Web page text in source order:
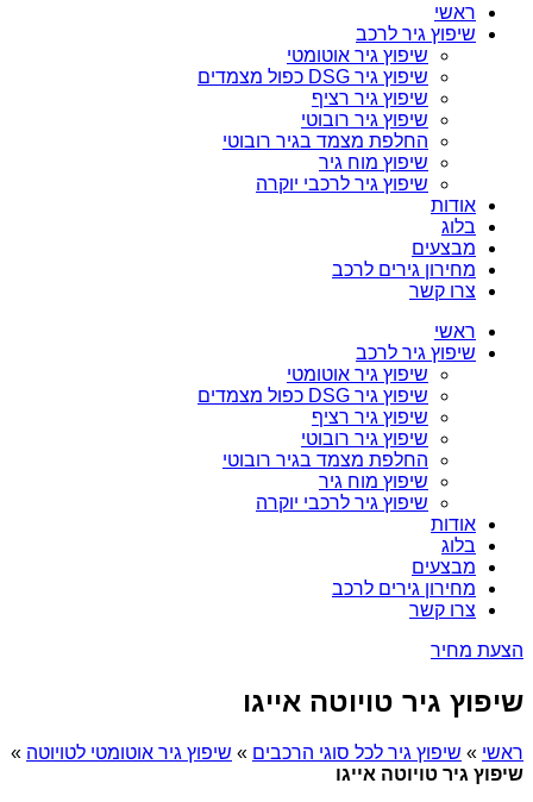
ראשי
שיפוץ גיר לרכב
שיפוץ גיר אוטומטי
שיפוץ גיר DSG כפול מצמדים
שיפוץ גיר רציף
שיפוץ גיר רובוטי
החלפת מצמד בגיר רובוטי
שיפוץ מוח גיר
שיפוץ גיר לרכבי יוקרה
אודות
בלוג
מבצעים
מחירון גירים לרכב
צרו קשר
ראשי
שיפוץ גיר לרכב
שיפוץ גיר אוטומטי
שיפוץ גיר DSG כפול מצמדים
שיפוץ גיר רציף
שיפוץ גיר רובוטי
החלפת מצמד בגיר רובוטי
שיפוץ מוח גיר
שיפוץ גיר לרכבי יוקרה
אודות
בלוג
מבצעים
מחירון גירים לרכב
צרו קשר
הצעת מחיר
שיפוץ גיר טויוטה אייגו
ראשי » שיפוץ גיר לכל סוגי הרכבים » שיפוץ גיר אוטומטי לטויוטה »
שיפוץ גיר טויוטה אייגו